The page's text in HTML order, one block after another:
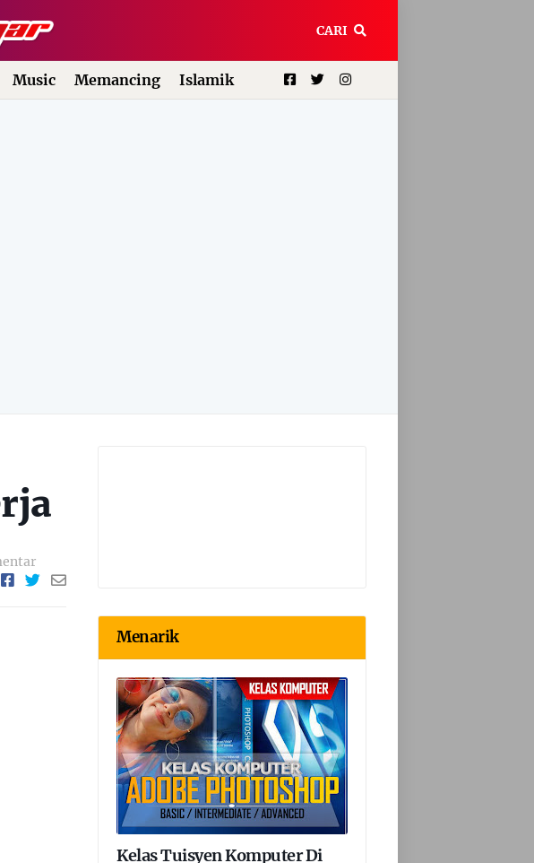
CARI
Music Memancing Islamik
Menarik
Kelas Tuisyen Komputer Di